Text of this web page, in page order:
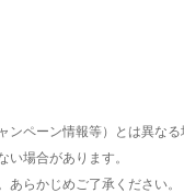
ペーン情報等）とは異なる
場合があります。
らかじめご了承ください。